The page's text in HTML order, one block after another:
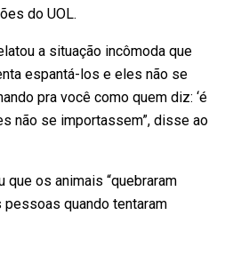
do UOL.
a situação incômoda que
espantá-los e eles não se
pra você como quem diz: ‘é
não se importassem”, disse ao
que os animais “quebraram
quando tentaram